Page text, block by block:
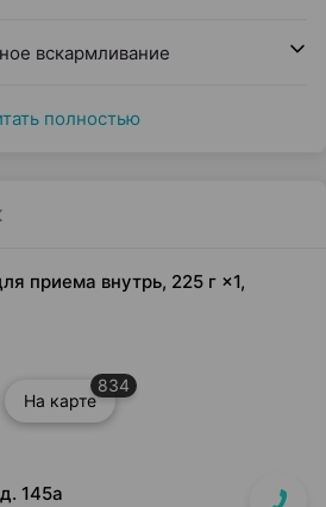
вскармливание
полностью
приема внутрь, 225 г ×1,
На карте
834
145а